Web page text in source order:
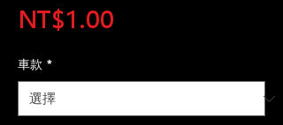
NT$1.00
車款 *